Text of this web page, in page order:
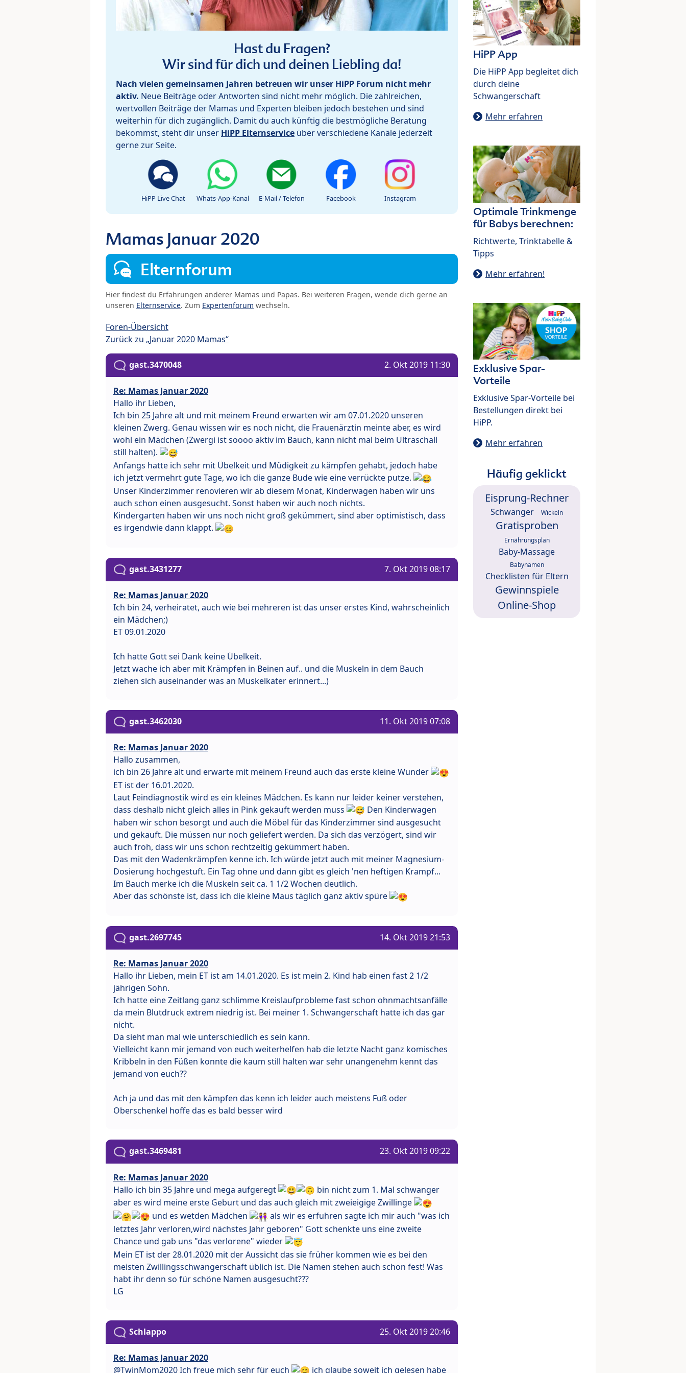
Hast du Fragen?
Wir sind für dich und deinen Liebling da!
Nach vielen gemeinsamen Jahren betreuen wir unser HiPP Forum nicht mehr
aktiv. Neue Beiträge oder Antworten sind nicht mehr möglich. Die zahlreichen,
wertvollen Beiträge der Mamas und Experten bleiben jedoch bestehen und sind
weiterhin für dich zugänglich. Damit du auch künftig die bestmögliche Beratung
bekommst, steht dir unser HiPP Elternservice über verschiedene Kanäle jederzeit
gerne zur Seite.
HiPP Live Chat Whats-App-Kanal E-Mail / Telefon Facebook Instagram
Mamas Januar 2020
Elternforum
Hier findest du Erfahrungen anderer Mamas und Papas. Bei weiteren Fragen, wende dich gerne an
unseren Elternservice. Zum Expertenforum wechseln.
Foren-Übersicht
Zurück zu „Januar 2020 Mamas“
gast.3470048 2. Okt 2019 11:30
Re: Mamas Januar 2020
Hallo ihr Lieben,
Ich bin 25 Jahre alt und mit meinem Freund erwarten wir am 07.01.2020 unseren
kleinen Zwerg. Genau wissen wir es noch nicht, die Frauenärztin meinte aber, es wird
wohl ein Mädchen (Zwergi ist soooo aktiv im Bauch, kann nicht mal beim Ultraschall
still halten).
Anfangs hatte ich sehr mit Übelkeit und Müdigkeit zu kämpfen gehabt, jedoch habe
ich jetzt vermehrt gute Tage, wo ich die ganze Bude wie eine verrückte putze.
Unser Kinderzimmer renovieren wir ab diesem Monat, Kinderwagen haben wir uns
auch schon einen ausgesucht. Sonst haben wir auch noch nichts.
Kindergarten haben wir uns noch nicht groß gekümmert, sind aber optimistisch, dass
es irgendwie dann klappt.
gast.3431277 7. Okt 2019 08:17
Re: Mamas Januar 2020
Ich bin 24, verheiratet, auch wie bei mehreren ist das unser erstes Kind, wahrscheinlich
ein Mädchen;)
ET 09.01.2020
Ich hatte Gott sei Dank keine Übelkeit.
Jetzt wache ich aber mit Krämpfen in Beinen auf.. und die Muskeln in dem Bauch
ziehen sich auseinander was an Muskelkater erinnert...)
gast.3462030 11. Okt 2019 07:08
Re: Mamas Januar 2020
Hallo zusammen,
ich bin 26 Jahre alt und erwarte mit meinem Freund auch das erste kleine Wunder
ET ist der 16.01.2020.
Laut Feindiagnostik wird es ein kleines Mädchen. Es kann nur leider keiner verstehen,
dass deshalb nicht gleich alles in Pink gekauft werden muss
Den Kinderwagen
haben wir schon besorgt und auch die Möbel für das Kinderzimmer sind ausgesucht
und gekauft. Die müssen nur noch geliefert werden. Da sich das verzögert, sind wir
auch froh, dass wir uns schon rechtzeitig gekümmert haben.
Das mit den Wadenkrämpfen kenne ich. Ich würde jetzt auch mit meiner Magnesium-
Dosierung hochgestuft. Ein Tag ohne und dann gibt es gleich 'nen heftigen Krampf...
Im Bauch merke ich die Muskeln seit ca. 1 1/2 Wochen deutlich.
Aber das schönste ist, dass ich die kleine Maus täglich ganz aktiv spüre
gast.2697745 14. Okt 2019 21:53
Re: Mamas Januar 2020
Hallo ihr Lieben, mein ET ist am 14.01.2020. Es ist mein 2. Kind hab einen fast 2 1/2
jährigen Sohn.
Ich hatte eine Zeitlang ganz schlimme Kreislaufprobleme fast schon ohnmachtsanfälle
da mein Blutdruck extrem niedrig ist. Bei meiner 1. Schwangerschaft hatte ich das gar
nicht.
Da sieht man mal wie unterschiedlich es sein kann.
Vielleicht kann mir jemand von euch weiterhelfen hab die letzte Nacht ganz komisches
Kribbeln in den Füßen konnte die kaum still halten war sehr unangenehm kennt das
jemand von euch??
Ach ja und das mit den kämpfen das kenn ich leider auch meistens Fuß oder
Oberschenkel hoffe das es bald besser wird
gast.3469481 23. Okt 2019 09:22
Re: Mamas Januar 2020
Hallo ich bin 35 Jahre und mega aufgeregt
bin nicht zum 1. Mal schwanger
aber es wird meine erste Geburt und das auch gleich mit zweieigige Zwillinge
und es wetden Mädchen
als wir es erfuhren sagte ich mir auch "was ich
letztes Jahr verloren,wird nächstes Jahr geboren" Gott schenkte uns eine zweite
Chance und gab uns "das verlorene" wieder
Mein ET ist der 28.01.2020 mit der Aussicht das sie früher kommen wie es bei den
meisten Zwillingsschwangerschaft üblich ist. Die Namen stehen auch schon fest! Was
habt ihr denn so für schöne Namen ausgesucht???
LG
Schlappo 25. Okt 2019 20:46
Re: Mamas Januar 2020
@TwinMom2020 Ich freue mich sehr für euch
ich glaube soweit ich gelesen habe
HiPP App
Die HiPP App begleitet dich
durch deine
Schwangerschaft
Mehr erfahren
Optimale Trinkmenge
für Babys berechnen:
Richtwerte, Trinktabelle &
Tipps
Mehr erfahren!
Exklusive Spar-
Vorteile
Exklusive Spar-Vorteile bei
Bestellungen direkt bei
HiPP.
Mehr erfahren
Häufig geklickt
Eisprung-Rechner
Schwanger Wickeln
Gratisproben
Ernährungsplan
Baby-Massage
Babynamen
Checklisten für Eltern
Gewinnspiele
Online-Shop